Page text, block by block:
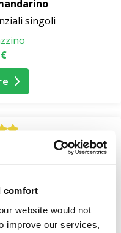
comfort
website would not
improve our services,
singoli
di Cannella